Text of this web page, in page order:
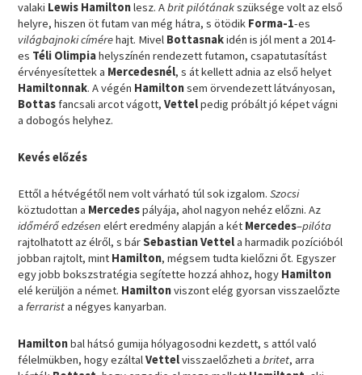
valaki Lewis Hamiltonlesz. Abrit pilótánakszüksége volt az első
helyre, hiszen öt futam van még hátra, s ötödik Forma-1-es
világbajnoki címérehajt. Mivel Bottasnakidén is jól ment a 2014-
es Téli Olimpiahelyszínén rendezett futamon, csapatutasítást
érvényesítettek a Mercedesnél, s át kellett adnia az első helyet
Hamiltonnak. A végén Hamiltonsem örvendezett látványosan,
Bottasfancsali arcot vágott,Vettelpedig próbált jó képet vágni
a dobogós helyhez.
Kevés előzés
Ettől a hétvégétől nem volt várható túl sok izgalom.Szocsi
köztudottan a Mercedespályája, ahol nagyon nehéz előzni. Az
időmérő edzésen elért eredmény alapján a két Mercedes–pilóta
rajtolhatott az élről, s bárSebastian Vettela harmadik pozícióból
jobban rajtolt, mint Hamilton, mégsem tudta kielőzni őt. Egyszer
egy jobb bokszstratégia segítette hozzá ahhoz, hogy Hamilton
elé kerüljön a német. Hamiltonviszont elég gyorsan visszaelőzte
aferrarista négyes kanyarban.
Hamiltonbal hátsó gumija hólyagosodni kezdett, s attól való
félelmükben, hogy ezáltalVettelvisszaelőzheti abritet, arra